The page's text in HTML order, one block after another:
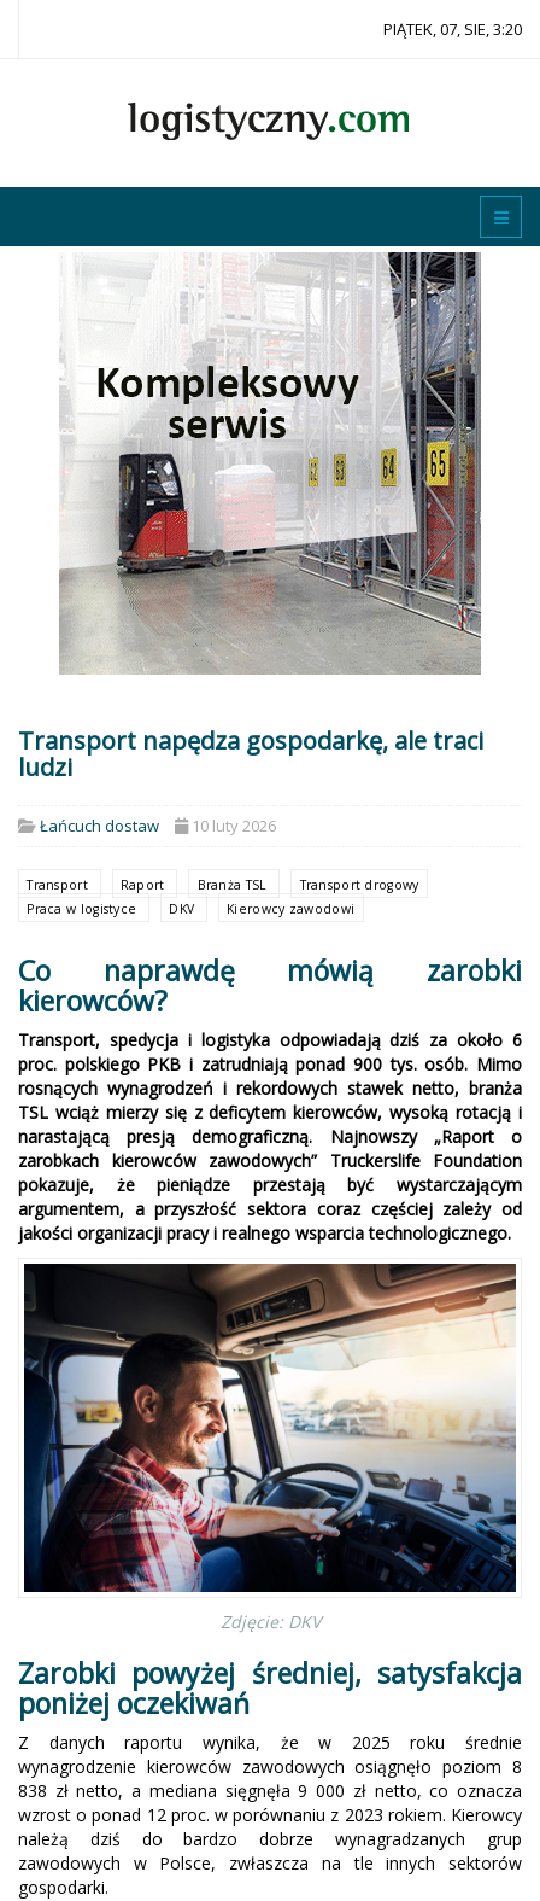
PIĄTEK, 07, SIE, 3:20
Transport napędza gospodarkę, ale traci
ludzi
Łańcuch dostaw 10 luty 2026
Transport Raport Branża TSL
Transport drogowy
Praca w logistyce
DKV Kierowcy zawodowi
Co naprawdę mówią zarobki
kierowców?
Transport, spedycja i logistyka odpowiadają dziś za około 6
proc. polskiego PKB i zatrudniają ponad 900 tys. osób. Mimo
rosnących wynagrodzeń i rekordowych stawek netto, branża
TSL wciąż mierzy się z deficytem kierowców, wysoką rotacją i
narastającą presją demograficzną. Najnowszy „Raport o
zarobkach kierowców zawodowych” Truckerslife Foundation
pokazuje, że pieniądze przestają być wystarczającym
argumentem, a przyszłość sektora coraz częściej zależy od
jakości organizacji pracy i realnego wsparcia technologicznego.
Zdjęcie: DKV
Zarobki powyżej średniej, satysfakcja
poniżej oczekiwań
Z danych raportu wynika, że w 2025 roku średnie
wynagrodzenie kierowców zawodowych osiągnęło poziom 8
838 zł netto, a mediana sięgnęła 9 000 zł netto, co oznacza
wzrost o ponad 12 proc. w porównaniu z 2023 rokiem. Kierowcy
należą dziś do bardzo dobrze wynagradzanych grup
zawodowych w Polsce, zwłaszcza na tle innych sektorów
gospodarki.